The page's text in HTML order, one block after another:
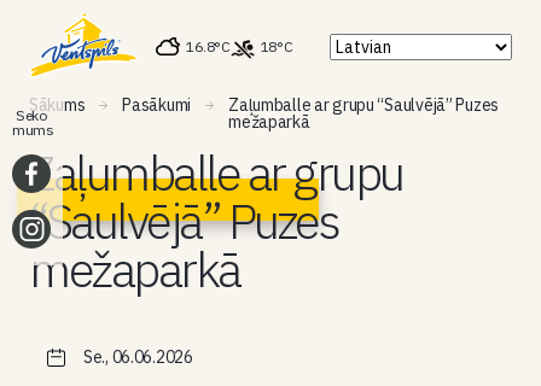
16.8°C 18°C
Sākums Pasākumi Zaļumballe ar grupu “Saulvējā” Puzes
mežaparkā
Zaļumballe ar grupu
“Saulvējā” Puzes
mežaparkā
Se., 06.06.2026
Seko
mums